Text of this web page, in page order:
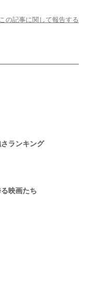
この記事に関して報告する
ランキング
映画たち